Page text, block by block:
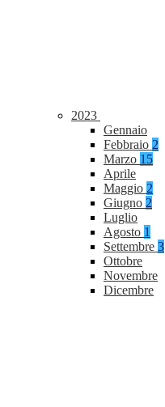
2023
Gennaio
Febbraio 2
Marzo 15
Aprile
Maggio 2
Giugno 2
Luglio
Agosto 1
Settembre 3
Ottobre
Novembre
Dicembre